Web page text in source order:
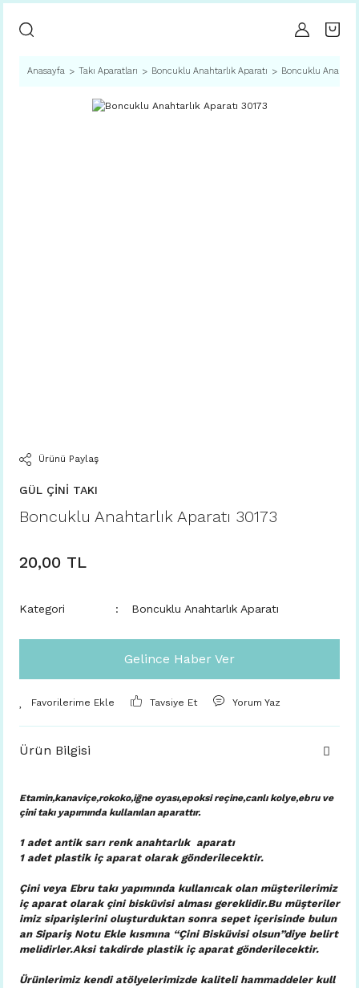
Anasayfa Takı Aparatları Boncuklu Anahtarlık Aparatı Boncuklu
Ürünü Paylaş
GÜL ÇİNİ TAKI
Boncuklu Anahtarlık Aparatı 30173
20,00 TL
Kategori Boncuklu Anahtarlık Aparatı
Gelince Haber Ver
Tavsiye Et Yorum Yaz
Ürün Bilgisi
Etamin,kanaviçe,rokoko,iğne oyası,epoksi reçine,canlı kolye,ebru ve
çini takı yapımında kullanılan aparattır.
1 adet antik sarı renk anahtarlık aparatı
1 adet plastik iç aparat olarak gönderilecektir.
Çini veya Ebru takı yapımında kullanıcak olan müşterilerimiz
iç aparat olarak çini bisküvisi alması gereklidir.Bu müşteriler
imiz siparişlerini oluşturduktan sonra sepet içerisinde bulun
an Sipariş Notu Ekle kısmına “Çini Bisküvisi olsun”diye belirt
melidirler.Aksi takdirde plastik iç aparat gönderilecektir.
Ürünlerimiz kendi atölyelerimizde kaliteli hammaddeler kull